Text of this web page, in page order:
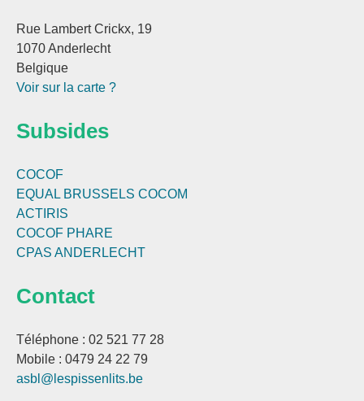
Rue Lambert Crickx, 19
1070 Anderlecht
Belgique
Voir sur la carte ?
Subsides
COCOF
EQUAL BRUSSELS COCOM
ACTIRIS
COCOF PHARE
CPAS ANDERLECHT
Contact
Téléphone : 02 521 77 28
Mobile : 0479 24 22 79
asbl@lespissenlits.be